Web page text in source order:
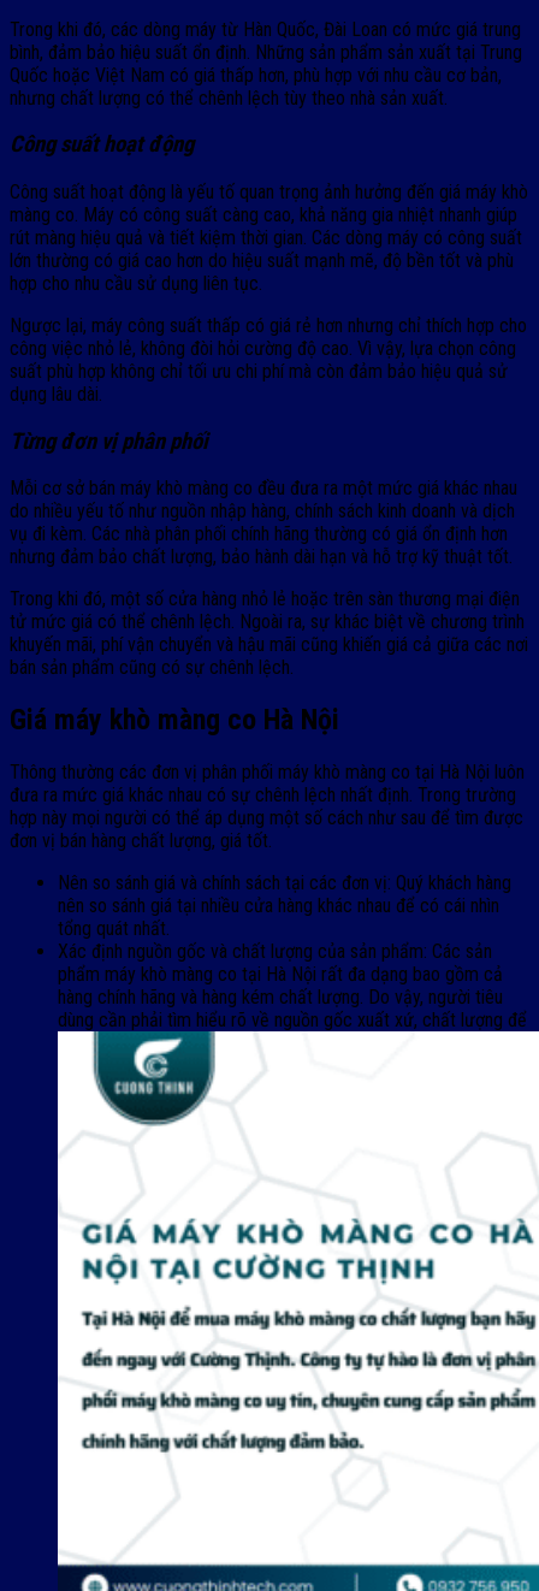
Trong khi đó, các dòng máy từ Hàn Quốc, Đài Loan có mức giá trung
bình, đảm bảo hiệu suất ổn định. Những sản phẩm sản xuất tại Trung
Quốc hoặc Việt Nam có giá thấp hơn, phù hợp với nhu cầu cơ bản,
nhưng chất lượng có thể chênh lệch tùy theo nhà sản xuất.
Công suất hoạt động
Công suất hoạt động là yếu tố quan trọng ảnh hưởng đến giá máy khò
màng co. Máy có công suất càng cao, khả năng gia nhiệt nhanh giúp
rút màng hiệu quả và tiết kiệm thời gian. Các dòng máy có công suất
lớn thường có giá cao hơn do hiệu suất mạnh mẽ, độ bền tốt và phù
hợp cho nhu cầu sử dụng liên tục.
Ngược lại, máy công suất thấp có giá rẻ hơn nhưng chỉ thích hợp cho
công việc nhỏ lẻ, không đòi hỏi cường độ cao. Vì vậy, lựa chọn công
suất phù hợp không chỉ tối ưu chi phí mà còn đảm bảo hiệu quả sử
dụng lâu dài.
Từng đơn vị phân phối
Mỗi cơ sở bán máy khò màng co đều đưa ra một mức giá khác nhau
do nhiều yếu tố như nguồn nhập hàng, chính sách kinh doanh và dịch
vụ đi kèm. Các nhà phân phối chính hãng thường có giá ổn định hơn
nhưng đảm bảo chất lượng, bảo hành dài hạn và hỗ trợ kỹ thuật tốt.
Trong khi đó, một số cửa hàng nhỏ lẻ hoặc trên sàn thương mại điện
tử mức giá có thể chênh lệch. Ngoài ra, sự khác biệt về chương trình
khuyến mãi, phí vận chuyển và hậu mãi cũng khiến giá cả giữa các nơi
bán sản phẩm cũng có sự chênh lệch.
Giá máy khò màng co Hà Nội
Thông thường các đơn vị phân phối máy khò màng co tại Hà Nội luôn
đưa ra mức giá khác nhau có sự chênh lệch nhất định. Trong trường
hợp này mọi người có thể áp dụng một số cách như sau để tìm được
đơn vị bán hàng chất lượng, giá tốt.
Nên so sánh giá và chính sách tại các đơn vị: Quý khách hàng
nên so sánh giá tại nhiều cửa hàng khác nhau để có cái nhìn
tổng quát nhất.
Xác định nguồn gốc và chất lượng của sản phẩm: Các sản
phẩm máy khò màng co tại Hà Nội rất đa dạng bao gồm cả
hàng chính hãng và hàng kém chất lượng. Do vậy, người tiêu
dùng cần phải tìm hiểu rõ về nguồn gốc xuất xứ, chất lượng để